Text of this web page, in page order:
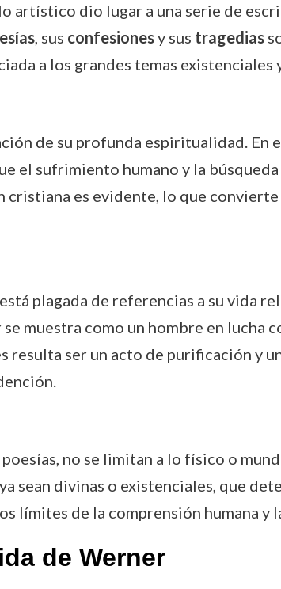
artístico dio lugar a una serie de
, sus confesionesy sus tragedias
a los grandes temas existenciales
de su profunda espiritualidad. En
el sufrimiento humano y la
es evidente, lo que
plagada de referencias a su vida
muestra como un hombre en lucha
resulta ser un acto de purificación y
no se limitan a lo físico o
sean divinas o existenciales, que
límites de la comprensión humana
de Werner